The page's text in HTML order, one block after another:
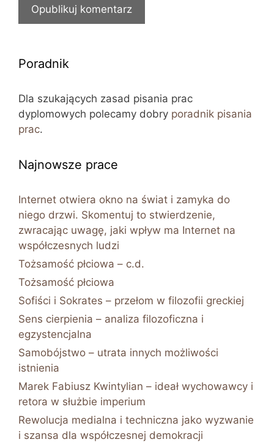
Poradnik
Dla szukających zasad pisania prac
dyplomowych polecamy dobry poradnik pisania
prac.
Najnowsze prace
Internet otwiera okno na świat i zamyka do
niego drzwi. Skomentuj to stwierdzenie,
zwracając uwagę, jaki wpływ ma Internet na
współczesnych ludzi
Tożsamość płciowa – c.d.
Tożsamość płciowa
Sofiści i Sokrates – przełom w filozofii greckiej
Sens cierpienia – analiza filozoficzna i
egzystencjalna
Samobójstwo – utrata innych możliwości
istnienia
Marek Fabiusz Kwintylian – ideał wychowawcy i
retora w służbie imperium
Rewolucja medialna i techniczna jako wyzwanie
i szansa dla współczesnej demokracji